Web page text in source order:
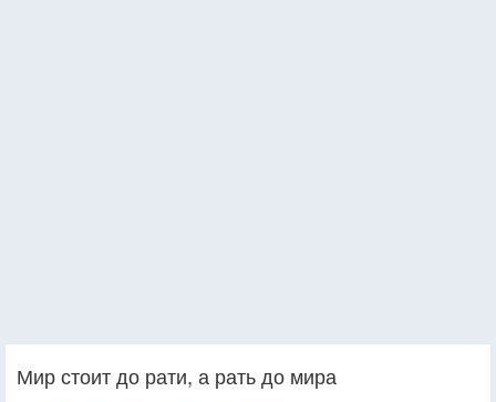
Мир стоит до рати, а рать до мира